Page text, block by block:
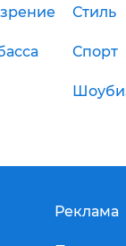
Стиль
Спорт
Реклама